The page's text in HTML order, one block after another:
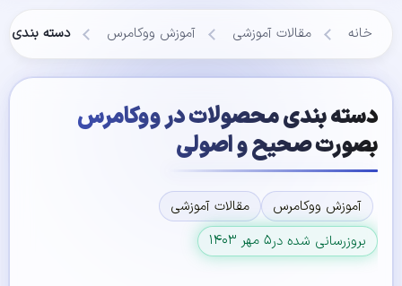
خانه مقالات آموزشی آموزش ووکامرس دسته بندی
دسته بندی محصولات در ووکامرس
بصورت صحیح و اصولی
آموزش ووکامرس
مقالات آموزشی
بروزرسانی شده در۵ مهر ۱۴۰۳